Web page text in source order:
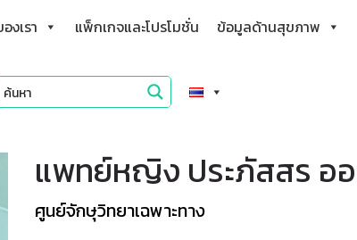
งเรา แพ็กเกจและโปรโมชั่น ข้อมูลด้านสุขภาพ
แพทย์หญิง ประภัสสร ออ
ศูนย์จักษุวิทยาเฉพาะทาง